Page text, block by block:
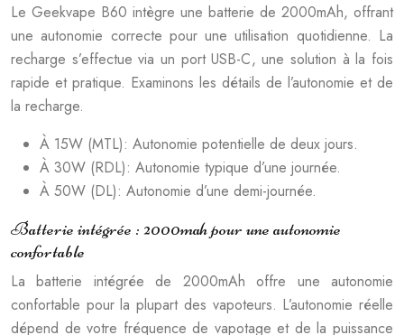
Le Geekvape B60 intègre une batterie de 2000mAh, offrant
une autonomie correcte pour une utilisation quotidienne. La
recharge s’effectue via un port USB-C, une solution à la fois
rapide et pratique. Examinons les détails de l’autonomie et de
la recharge.
À 15W (MTL): Autonomie potentielle de deux jours.
À 30W (RDL): Autonomie typique d’une journée.
À 50W (DL): Autonomie d’une demi-journée.
Batterie intégrée : 2000mah pour une autonomie
confortable
La batterie intégrée de 2000mAh offre une autonomie
confortable pour la plupart des vapoteurs. L’autonomie réelle
dépend de votre fréquence de vapotage et de la puissance